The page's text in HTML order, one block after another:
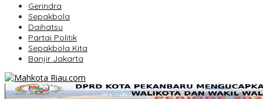
Gerindra
Sepakbola
Daihatsu
Partai Politik
Sepakbola Kita
Banjir Jakarta